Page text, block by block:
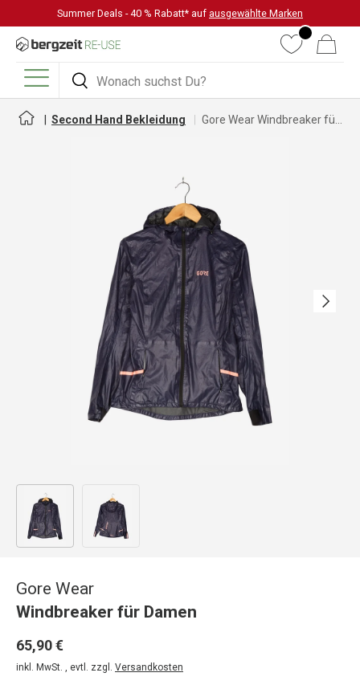
DIREKT ZUM INHALT
Summer Deals - 40 % Rabatt* auf ausgewählte Marken
Suchen
Suchen
WunschlisteWarenkorb
Menü
Second Hand Bekleidung
Nächste
Bild 1 in Galerieansicht laden
Gore Wear
Windbreaker für Damen
65,90 €
inkl. MwSt. , evtl. zzgl. Versandkosten